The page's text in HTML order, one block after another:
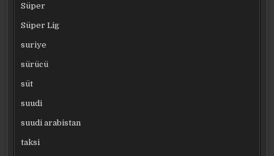
Süper
Süper Lig
suriye
sürücü
süt
suudi
suudi arabistan
taksi